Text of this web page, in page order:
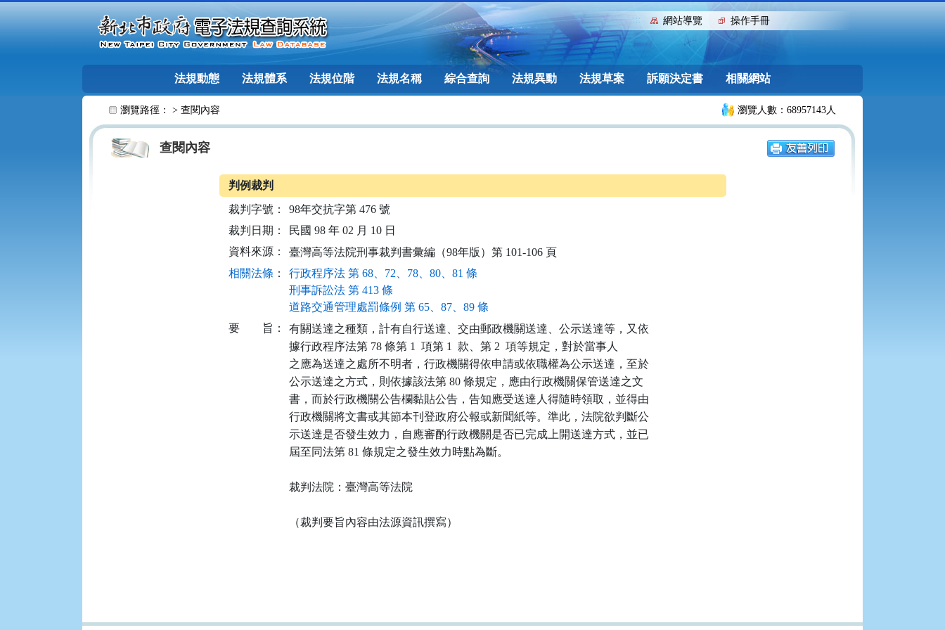
::: 網站導覽 操作手冊
法規動態 法規體系 法規位階 法規名稱 綜合查詢 法規異動 法規草案 訴願決定書 相關網站
瀏覽路徑： > 查閱內容 瀏覽人數：68957143人
查閱內容
判例裁判
裁判字號：
98年交抗字第 476 號
裁判日期：
民國 98 年 02 月 10 日
資料來源：
臺灣高等法院刑事裁判書彙編（98年版）第 101-106 頁
相關法條 ：
行政程序法 第 68、72、78、80、81 條
刑事訴訟法 第 413 條
道路交通管理處罰條例 第 65、87、89 條
要
旨：
有關送達之種類，計有自行送達、交由郵政機關送達、公示送達等，又依
據行政程序法第 78 條第 1  項第 1  款、第 2  項等規定，對於當事人
之應為送達之處所不明者，行政機關得依申請或依職權為公示送達，至於
公示送達之方式，則依據該法第 80 條規定，應由行政機關保管送達之文
書，而於行政機關公告欄黏貼公告，告知應受送達人得隨時領取，並得由
行政機關將文書或其節本刊登政府公報或新聞紙等。準此，法院欲判斷公
示送達是否發生效力，自應審酌行政機關是否已完成上開送達方式，並已
屆至同法第 81 條規定之發生效力時點為斷。
裁判法院：臺灣高等法院
（裁判要旨內容由法源資訊撰寫）